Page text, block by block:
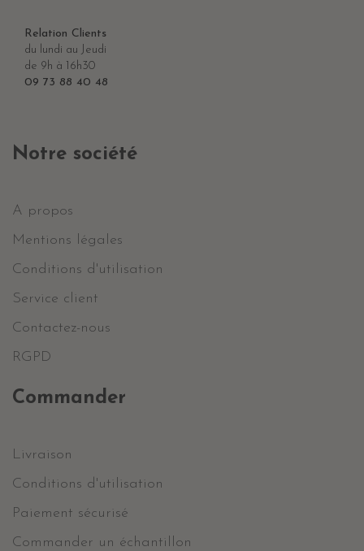
Relation Clients
du lundi au Jeudi
de 9h à 16h30
09 73 88 40 48
Notre société
A propos
Mentions légales
Conditions d'utilisation
Service client
Contactez-nous
RGPD
Commander
Livraison
Conditions d'utilisation
Paiement sécurisé
Commander un échantillon